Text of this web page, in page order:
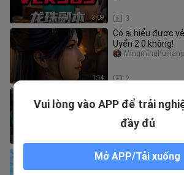
3:09 3
1:14
Có ai hiểu được
Uyển 2.0 không!
2
Mingminghuijianji
Xem lại màn
Lão Quái
Đặt mình vào góc
thực rất tuyệt
Vui lòng vào APP để trải
đầy đủ
Mở APP/Tải xuống